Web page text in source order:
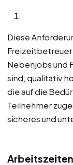
Diese
Nebenjobs und
sind, qualitativ
die auf die
Teilnehmer
sicheres und
Arbeitszeiten